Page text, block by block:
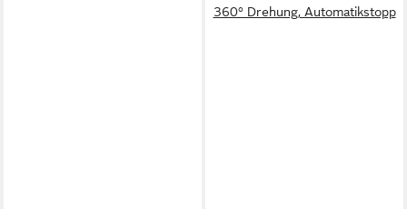
360° Drehung, Automatikstopp